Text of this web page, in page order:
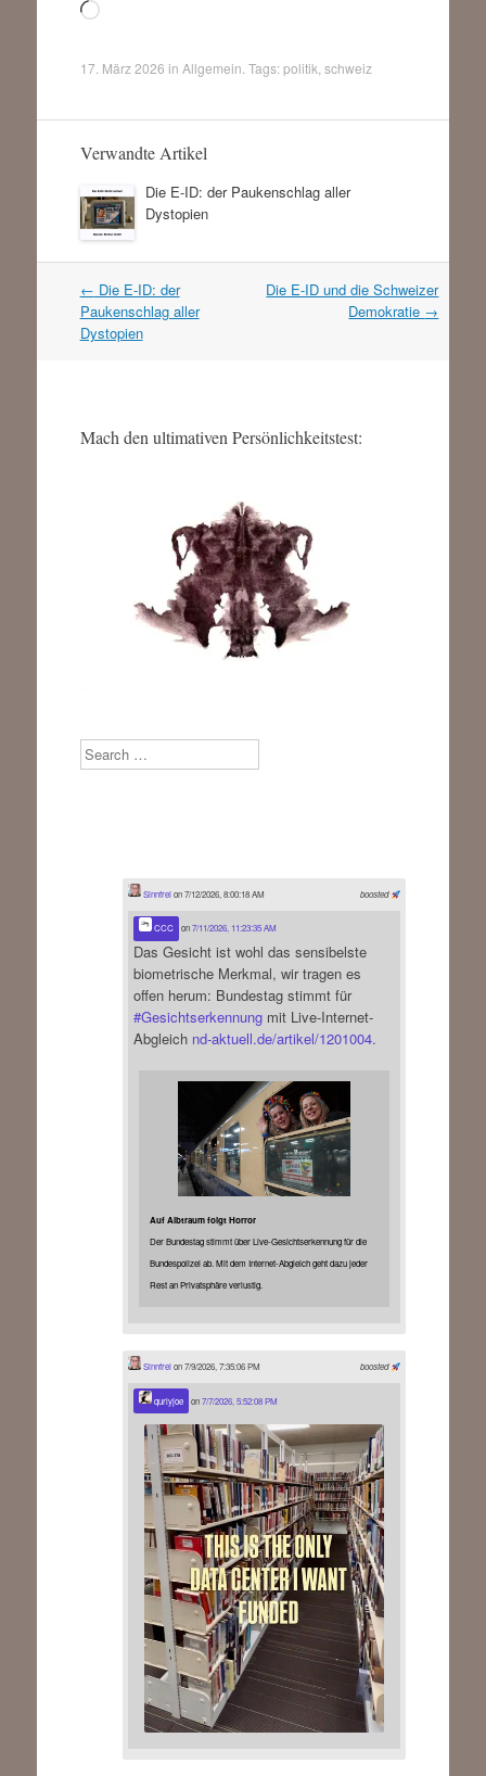
Wird
17. März 2026 in Allgemein . Tags:politik schweiz
Verwandte Artikel
Die E-ID: der Paukenschlag aller
Dystopien
Artikel
Navigation
← Die E-ID: der
Paukenschlag aller
Dystopien
Die E-ID und die Schweizer
Demokratie →
Mach den ultimativen Persönlichkeitstest:
Search
boosted
Sinnfreion 7/12/2026, 8:00:18 AM
CCC on7/11/2026, 11:23:35 AM
Das Gesicht ist wohl das sensibelste
biometrische Merkmal, wir tragen es
offen herum: Bundestag stimmt für
#Gesichtserkennungmit Live-Internet-
Abgleich nd-aktuell.de/artikel/1201004.
Auf Albtraum folgt Horror
Der Bundestag stimmt über Live-Gesichtserkennung für die
Bundespolizei ab. Mit dem Internet-Abgleich geht dazu jeder
Rest an Privatsphäre verlustig.
boosted
Sinnfreion 7/9/2026, 7:35:06 PM
qurlyjoe on7/7/2026, 5:52:08 PM